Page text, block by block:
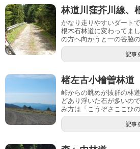
林道川窪芥川線、
かなり走りやすいダート
根木石林道に変わってま
の方へ向かうと一の谷脇
記事
楮左古小檜曽林道
峠からの眺めが抜群の林
どあり浮いた石が多いの
み方は「こうぞさここひ
記事